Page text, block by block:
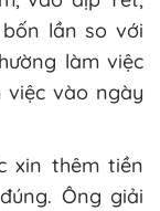
lần so với
làm việc
vào ngày
xin thêm tiền
Ông giải